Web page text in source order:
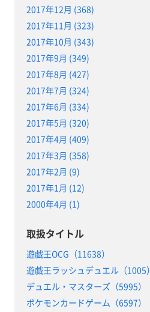
2017年12月 (368)
2017年11月 (323)
2017年10月 (343)
2017年9月 (349)
2017年8月 (427)
2017年7月 (324)
2017年6月 (334)
2017年5月 (320)
2017年4月 (409)
2017年3月 (358)
2017年2月 (9)
2017年1月 (12)
2000年4月 (1)
取扱タイトル
遊戯王OCG（11638）
遊戯王ラッシュデュエル（1005）
デュエル・マスターズ（5995）
ポケモンカードゲーム（6597）